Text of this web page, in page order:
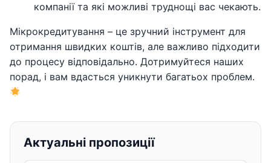
компанії та які можливі труднощі вас чекають.
Мікрокредитування – це зручний інструмент для
отримання швидких коштів, але важливо підходити
до процесу відповідально. Дотримуйтеся наших
порад, і вам вдасться уникнути багатьох проблем.
Актуальні пропозиції